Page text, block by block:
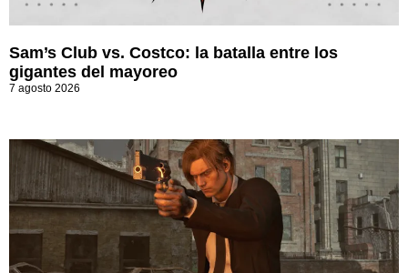
Sam’s Club vs. Costco: la batalla entre los
gigantes del mayoreo
7 agosto 2026